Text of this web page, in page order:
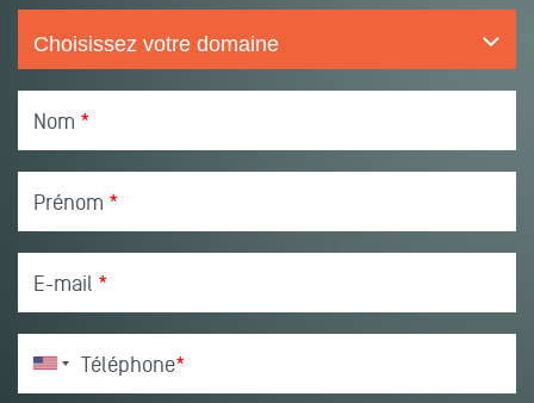
Nom *
Prénom *
E-mail *
Téléphone*